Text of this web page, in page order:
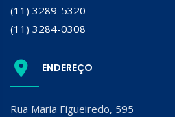
(11) 3289-5320
(11) 3284-0308
ENDEREÇO
Rua Maria Figueiredo, 595